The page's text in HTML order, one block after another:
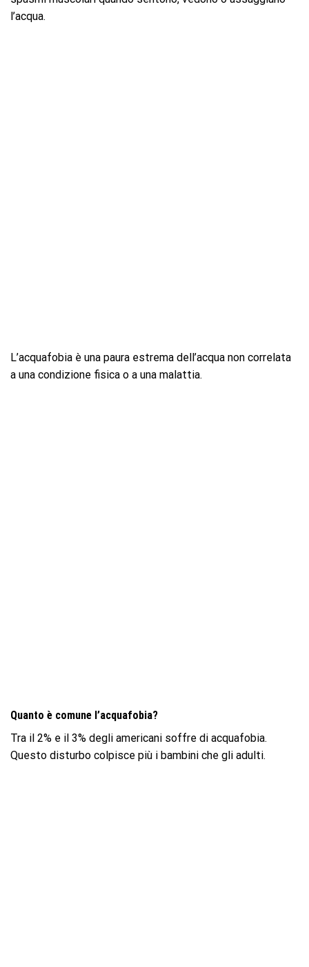
l’acqua.
L’acquafobia è una paura estrema dell’acqua non correlata
a una condizione fisica o a una malattia.
Quanto è comune l’acquafobia?
Tra il 2% e il 3% degli americani soffre di acquafobia.
Questo disturbo colpisce più i bambini che gli adulti.